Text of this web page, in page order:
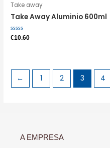
Take away
Take Away Aluminio 600ml
Avaliação
€10.60
← 1 2 3 4
A EMPRESA